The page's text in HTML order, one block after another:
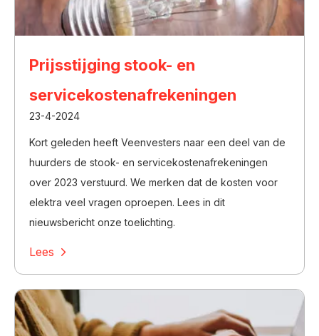
Prijsstijging stook- en
servicekostenafrekeningen
23-4-2024
Kort geleden heeft Veenvesters naar een deel van de
huurders de stook- en servicekostenafrekeningen
over 2023 verstuurd. We merken dat de kosten voor
elektra veel vragen oproepen. Lees in dit
nieuwsbericht onze toelichting.
Lees